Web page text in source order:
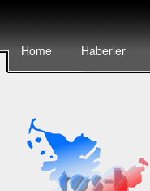
Home Haberler